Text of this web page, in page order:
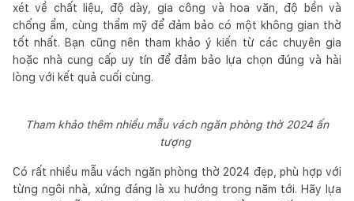
xét về chất liệu, độ dày, gia công và hoa văn, độ bền và
chống ẩm, cùng thẩm mỹ để đảm bảo có một không gian thờ
tốt nhất. Bạn cũng nên tham khảo ý kiến từ các chuyên gia
hoặc nhà cung cấp uy tín để đảm bảo lựa chọn đúng và hài
lòng với kết quả cuối cùng.
Tham khảo thêm nhiều mẫu vách ngăn phòng thờ 2024 ấn
tượng
Có rất nhiều mẫu vách ngăn phòng thờ 2024 đẹp, phù hợp với
từng ngôi nhà, xứng đáng là xu hướng trong năm tới. Hãy lựa